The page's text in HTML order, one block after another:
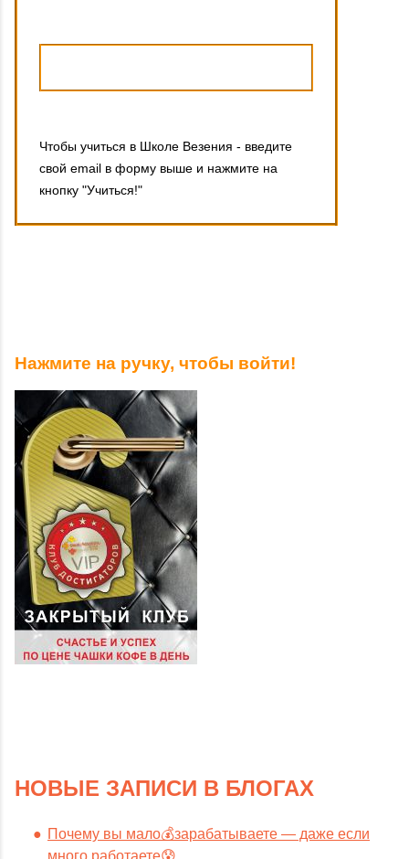
Чтобы учиться в Школе Везения - введите
свой email в форму выше и нажмите на
кнопку "Учиться!"
Нажмите на ручку, чтобы войти!
НОВЫЕ ЗАПИСИ В БЛОГАХ
Почему вы мало💰зарабатываете — даже если
много работаете😰